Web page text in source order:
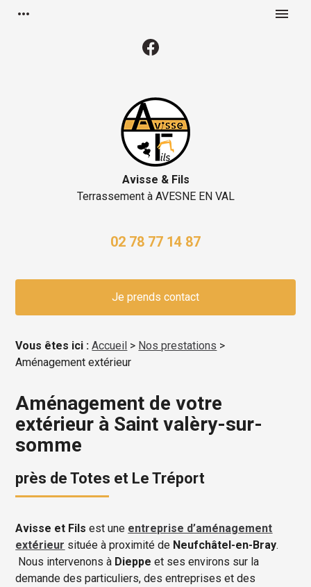
more_horiz menu
Avisse & Fils
Terrassement à AVESNE EN VAL
02 78 77 14 87
Je prends contact
Vous êtes ici : Accueil > Nos prestations >
Aménagement extérieur
Aménagement de votre
extérieur à Saint valèry-sur-
somme
près de Totes et Le Tréport
Avisse et Fils est une entreprise d’aménagement
extérieur située à proximité de Neufchâtel-en-Bray.
Nous intervenons à Dieppe et ses environs sur la
demande des particuliers, des entreprises et des